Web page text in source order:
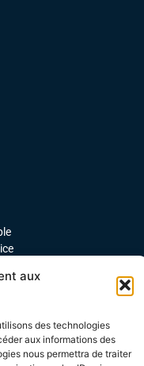
aux
des technologies
aux informations des
nous permettra de traiter